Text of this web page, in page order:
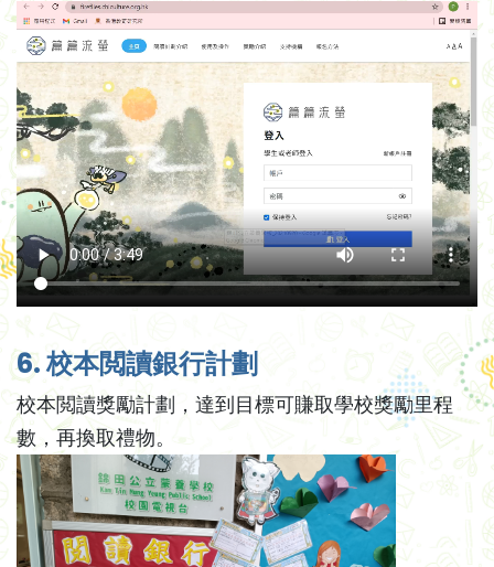
6. 校本閲讀銀行計劃
校本閲讀獎勵計劃，達到目標可賺取學校獎勵里程
數，再換取禮物。